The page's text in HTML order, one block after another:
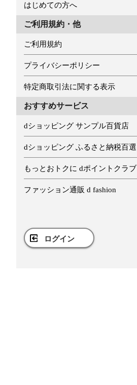
はじめての方へ
ご利用規約・他
ご利用規約
プライバシーポリシー
特定商取引法に関する表示
おすすめサービス
dショッピング サンプル百貨店
dショッピング ふるさと納税百選
もっとおトクに dポイントクラブ
ファッション通販 d fashion
ログイン